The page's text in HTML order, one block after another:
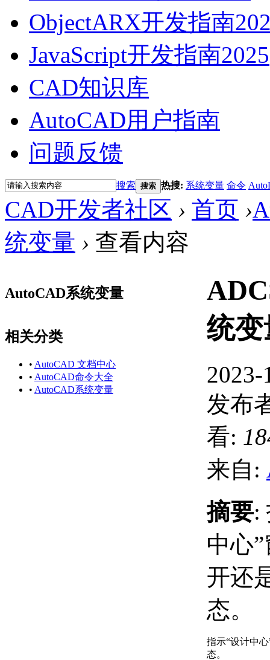
ObjectARX开发指南
JavaScript开发指南2025
CAD知识库
AutoCAD用户指南
问题反馈
搜索 搜索 热搜: 系统变量 命令
CAD开发者社区 › 首页 ›
统变量 › 查看内容
AutoCAD系统变量
相关分类
• AutoCAD 文档中心
• AutoCAD命令大全
• AutoCAD系统变量
统
2023-
发布
看:
来自:
摘要:
中心
开还
态。
指示“设计中
态。